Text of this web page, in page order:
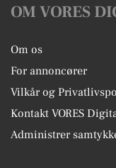
OM VORES
Om os
For annoncører
Vilkår og
Kontakt VORES
Administrer